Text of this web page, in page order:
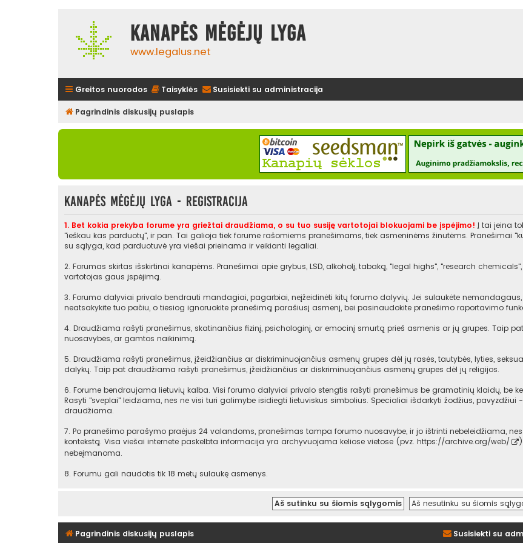
Kanapės mėgėjų lyga
www.legalus.net
Greitos nuorodos Taisyklės Susisiekti su administracija
Pagrindinis diskusijų puslapis
Kanapės mėgėjų lyga - Registracija
1. Bet kokia prekyba forume yra griežtai draudžiama, o su tuo susiję vartotojai blokuojami be įspėjimo! Į tai įeina
"ieškau kas parduotų", ir pan. Tai galioja tiek forume rašomiems pranešimams, tiek asmeninėms žinutėms. Pranešimai
su sąlyga, kad parduotuvė yra viešai prieinama ir veikianti legaliai.
2. Forumas skirtas išskirtinai kanapėms. Pranešimai apie grybus, LSD, alkoholį, tabaką, "legal highs", "research
vartotojas gaus įspėjimą.
3. Forumo dalyviai privalo bendrauti mandagiai, pagarbiai, neįžeidinėti kitų forumo dalyvių. Jei sulaukėte
neatsakykite tuo pačiu, o tiesiog ignoruokite pranešimą parašiusį asmenį, bei pasinaudokite pranešimo raportavimo
4. Draudžiama rašyti pranešimus, skatinančius fizinį, psichologinį, ar emocinį smurtą prieš asmenis ar jų grupes. Taip
nuosavybės, ar gamtos naikinimą.
5. Draudžiama rašyti pranešimus, įžeidžiančius ar diskriminuojančius asmenų grupes dėl jų rasės, tautybės, lyties,
dalykų. Taip pat draudžiama rašyti pranešimus, įžeidžiančius ar diskriminuojančius asmenų grupes dėl jų religijos.
6. Forume bendraujama lietuvių kalba. Visi forumo dalyviai privalo stengtis rašyti pranešimus be gramatinių klaidų, be
Rasyti "sveplai" leidziama, nes ne visi turi galimybe isidiegti lietuviskus simbolius. Specialiai išdarkyti žodžius,
draudžiama.
7. Po pranešimo parašymo praėjus 24 valandoms, pranešimas tampa forumo nuosavybe, ir jo ištrinti nebeleidžiama,
kontekstą. Visa viešai internete paskelbta informacija yra archyvuojama keliose vietose (pvz. https://archive.org/web/
nebeįmanoma.
8. Forumu gali naudotis tik 18 metų sulaukę asmenys.
Pagrindinis diskusijų puslapis Susisiekti su